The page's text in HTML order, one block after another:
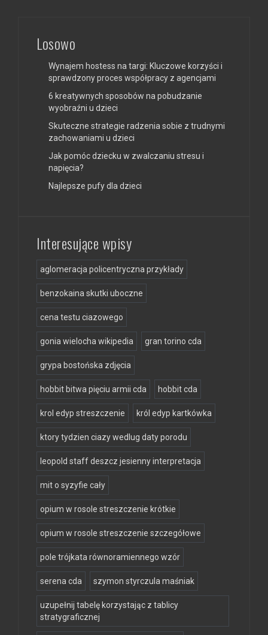
Losowo
Wynajem hostess na targi: Kluczowe korzyści i
sprawdzony proces współpracy z agencjami
6 kreatywnych sposobów na pobudzanie
wyobraźni u dzieci
Skuteczne strategie radzenia sobie z trudnymi
zachowaniami u dzieci
Jak pomóc dziecku w zwalczaniu stresu i
napięcia?
Najlepsze pufy dla dzieci
Interesujące wpisy
aglomeracja policentryczna przykłady
benzokaina skutki uboczne
cena testu ciazowego
gonia wielocha wikipedia gran torino cda
grypa bostońska zdjęcia
hobbit bitwa pięciu armii cda hobbit cda
krol edyp streszczenie król edyp kartkówka
ktory tydzien ciazy wedlug daty porodu
leopold staff deszcz jesienny interpretacja
mit o syzyfie cały
opium w rosole streszczenie krótkie
opium w rosole streszczenie szczegółowe
pole trójkata równoramiennego wzór
serena cda szymon styrczula maśniak
uzupełnij tabelę korzystając z tablicy
stratygraficznej